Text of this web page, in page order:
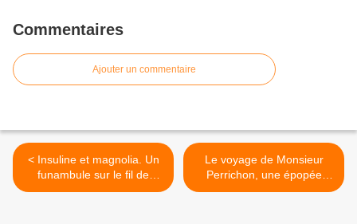
Commentaires
Ajouter un commentaire
< Insuline et magnolia. Un
funambule sur le fil de
l’émotion.
Le voyage de Monsieur
Perrichon, une épopée
burlesque. >